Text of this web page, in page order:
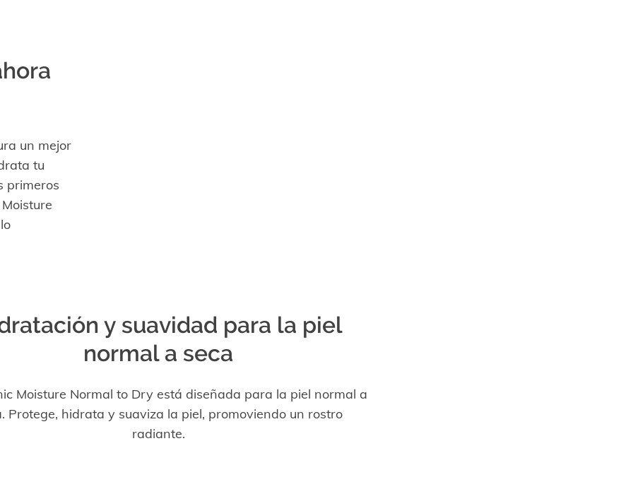
un mejor
tu
primeros
y suavidad para la piel
normal a seca
Moisture Normal to Dry está diseñada para la piel normal a
Protege, hidrata y suaviza la piel, promoviendo un rostro
radiante.